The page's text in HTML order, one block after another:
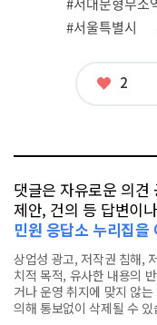
련
태
#서울특별시
좋
2
댓글은 자유로운 의견
제안, 건의 등 답변이
민원 응답소 누리집을
상업성 광고, 저작권 침해,
치적 목적, 유사한 내용의
거나 운영 취지에 맞지 않
의해 통보없이 삭제될 수 있